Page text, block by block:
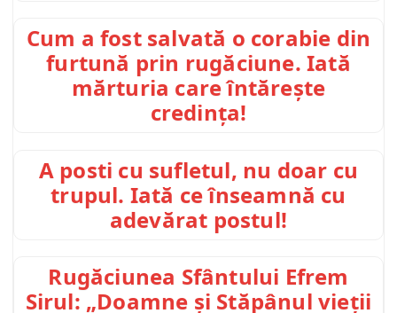
Cum a fost salvată o corabie din
furtună prin rugăciune. Iată
mărturia care întărește
credința!
A posti cu sufletul, nu doar cu
trupul. Iată ce înseamnă cu
adevărat postul!
Rugăciunea Sfântului Efrem
Sirul: „Doamne și Stăpânul vieții